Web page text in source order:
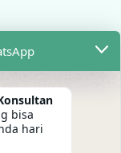
bisa
hari